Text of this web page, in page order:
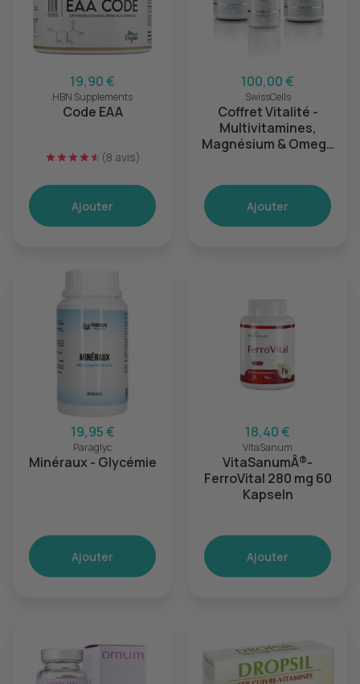
19,90 €
HBN Supplements
Code EAA
(8 avis)
Ajouter
100,00 €
SwissCells
Coffret Vitalité -
Multivitamines,
Magnésium & Omega
Ajouter
19,95 €
Paraglyc
Minéraux - Glycémie
Ajouter
18,40 €
VitaSanum
VitaSanumÂ®-
FerroVital 280 mg 60
Kapseln
Ajouter